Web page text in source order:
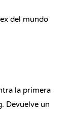
del mundo
la primera
Devuelve un